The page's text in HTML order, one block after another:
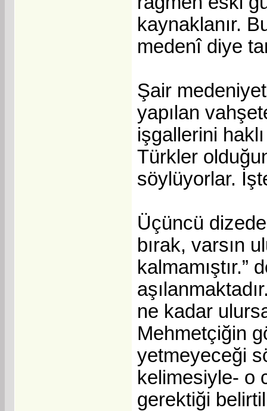
kaynaklanır.
medenî diye
Şair
yapılan
işgallerini
Türkler
söylüyorlar.
Üçüncü
bırak, varsın
ne kadar
Mehmetçiğin
yetmeyeceği
kelimesiyle- o
gerektiği